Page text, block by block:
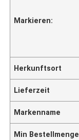
Markieren:
Herkunftsort
Lieferzeit
Markenname
Min Bestellmenge